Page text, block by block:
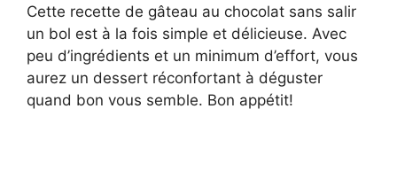
Cette recette de gâteau au chocolat sans salir
un bol est à la fois simple et délicieuse. Avec
peu d’ingrédients et un minimum d’effort, vous
aurez un dessert réconfortant à déguster
quand bon vous semble. Bon appétit!